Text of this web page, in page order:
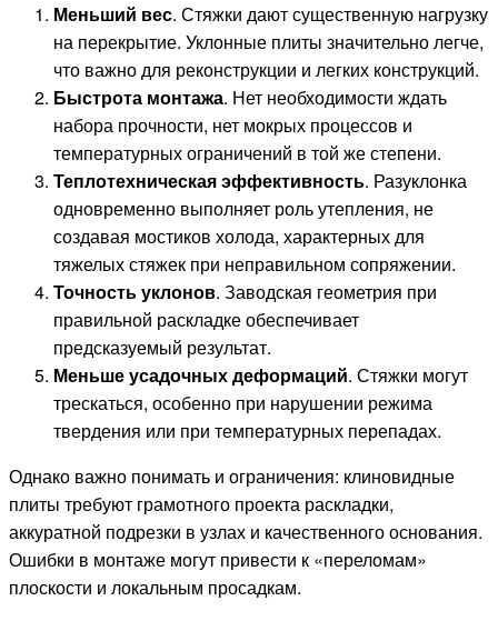
Меньший вес. Стяжки дают существенную нагрузку
на перекрытие. Уклонные плиты значительно легче,
что важно для реконструкции и легких конструкций.
Быстрота монтажа. Нет необходимости ждать
набора прочности, нет мокрых процессов и
температурных ограничений в той же степени.
Теплотехническая эффективность. Разуклонка
одновременно выполняет роль утепления, не
создавая мостиков холода, характерных для
тяжелых стяжек при неправильном сопряжении.
Точность уклонов. Заводская геометрия при
правильной раскладке обеспечивает
предсказуемый результат.
Меньше усадочных деформаций. Стяжки могут
трескаться, особенно при нарушении режима
твердения или при температурных перепадах.
Однако важно понимать и ограничения: клиновидные
плиты требуют грамотного проекта раскладки,
аккуратной подрезки в узлах и качественного основания.
Ошибки в монтаже могут привести к «переломам»
плоскости и локальным просадкам.